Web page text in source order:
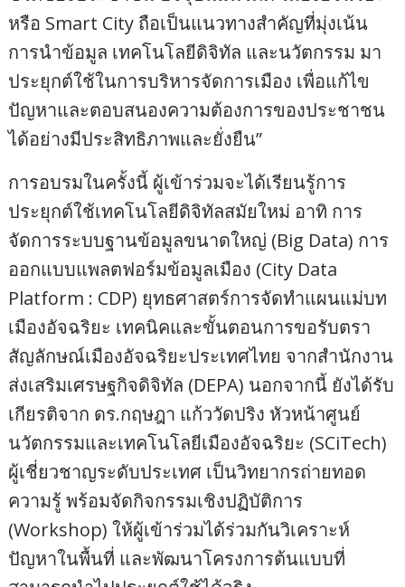
หรือ Smart City ถือเป็นแนวทางสำคัญที่มุ่งเน้น
การนำข้อมูล เทคโนโลยีดิจิทัล และนวัตกรรม มา
ประยุกต์ใช้ในการบริหารจัดการเมือง เพื่อแก้ไข
ปัญหาและตอบสนองความต้องการของประชาชน
ได้อย่างมีประสิทธิภาพและยั่งยืน”
การอบรมในครั้งนี้ ผู้เข้าร่วมจะได้เรียนรู้การ
ประยุกต์ใช้เทคโนโลยีดิจิทัลสมัยใหม่ อาทิ การ
จัดการระบบฐานข้อมูลขนาดใหญ่ (Big Data) การ
ออกแบบแพลตฟอร์มข้อมูลเมือง (City Data
Platform : CDP) ยุทธศาสตร์การจัดทำแผนแม่บท
เมืองอัจฉริยะ เทคนิคและขั้นตอนการขอรับตรา
สัญลักษณ์เมืองอัจฉริยะประเทศไทย จากสำนักงาน
ส่งเสริมเศรษฐกิจดิจิทัล (DEPA) นอกจากนี้ ยังได้รับ
เกียรติจาก ดร.กฤษฎา แก้ววัดปริง หัวหน้าศูนย์
นวัตกรรมและเทคโนโลยีเมืองอัจฉริยะ (SCiTech)
ผู้เชี่ยวชาญระดับประเทศ เป็นวิทยากรถ่ายทอด
ความรู้ พร้อมจัดกิจกรรมเชิงปฏิบัติการ
(Workshop) ให้ผู้เข้าร่วมได้ร่วมกันวิเคราะห์
ปัญหาในพื้นที่ และพัฒนาโครงการต้นแบบที่